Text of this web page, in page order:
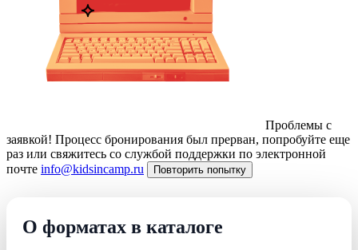
Проблемы с
заявкой! Процесс бронирования был прерван, попробуйте еще
раз или свяжитесь со службой поддержки по электронной
почте info@kidsincamp.ru Повторить попытку
О форматах в каталоге